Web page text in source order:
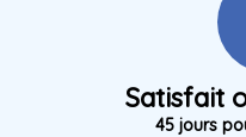
Satisfait
45 jours